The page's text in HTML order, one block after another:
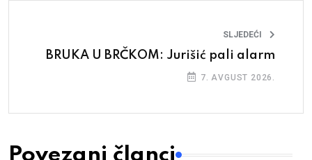
SLJEDEĆI
BRUKA U BRČKOM: Jurišić pali alarm
7. AVGUST 2026.
Povezani članci